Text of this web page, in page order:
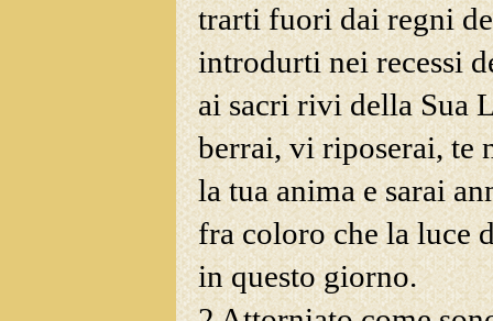
trarti fuori dai regni
introdurtinei recessi
ai sacri rivi della Sua
berrai, vi riposerai, te
la tua anima e sarai
fra coloro che la luce
in questo giorno.